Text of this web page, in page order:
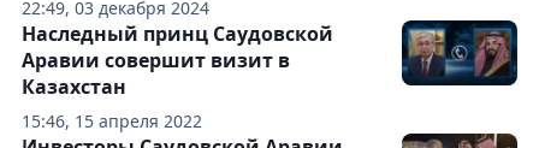
22:49, 03 декабря 2024
15:46, 15 апреля 2022
Наследный принц Саудовской
Аравии совершит визит в
Казахстан